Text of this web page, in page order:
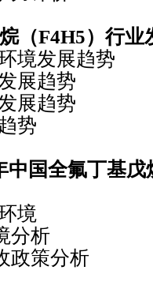
（F4H5）行业
境发展趋势
展趋势
展趋势
势
中国全氟丁基
境
析
策分析